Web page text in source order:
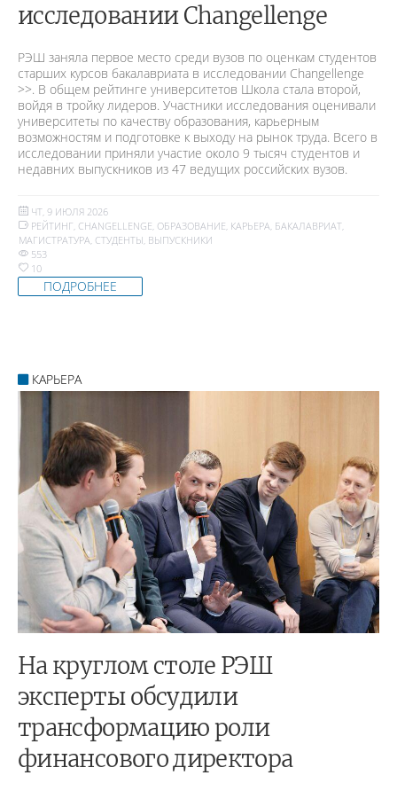
исследовании Changellenge
РЭШ заняла первое место среди вузов по оценкам студентов
старших курсов бакалавриата в исследовании Changellenge
>>. В общем рейтинге университетов Школа стала второй,
войдя в тройку лидеров. Участники исследования оценивали
университеты по качеству образования, карьерным
возможностям и подготовке к выходу на рынок труда. Всего в
исследовании приняли участие около 9 тысяч студентов и
недавних выпускников из 47 ведущих российских вузов.
ЧТ, 9 ИЮЛЯ 2026
РЕЙТИНГ CHANGELLENGE ОБРАЗОВАНИЕ КАРЬЕРА БАКАЛАВРИАТ
МАГИСТРАТУРА СТУДЕНТЫ ВЫПУСКНИКИ
553
10
ПОДРОБНЕЕ
КАРЬЕРА
На круглом столе РЭШ
эксперты обсудили
трансформацию роли
финансового директора